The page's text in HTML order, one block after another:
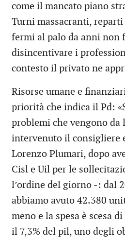
come il mancato piano
Turni massacranti,
fermi al palo da anni non
disincentivare i
contesto il privato ne
Risorse umane e
priorità che indica il Pd:
problemi che vengono da
intervenuto il consigliere
Lorenzo Plumari, dopo
Cisl e Uil per le
l’ordine del giorno -: dal
abbiamo avuto 42.380
meno e la spesa è scesa
il 7,3% del pil, uno degli